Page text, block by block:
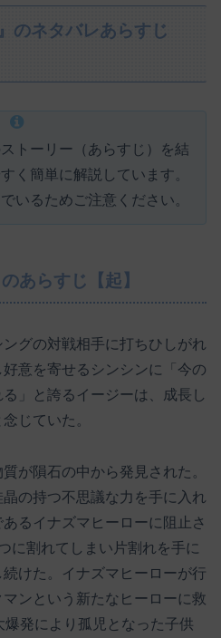
のネタバレあらすじ
トーリー（あらすじ）を結
く簡単に解説しています。
いるためご注意ください。
あらすじ【起】
グの対戦相手に打ちひしがれ
意を寄せるシンシンに「今の
」と誇るイージーは、成長し
じていた。
が隕石の中から発見された。
の持つ不思議な力を手に入れ
るイナズマヒーローに阻止さ
に割れてしまい片割れを手に
けた。イナズマヒーローが行
ンという新たなヒーローに救
発により孤児となった子供